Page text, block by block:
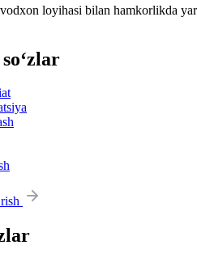
loyihasi bilan hamkorlikda